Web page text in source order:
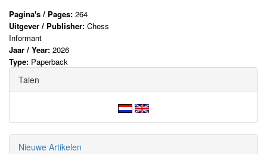
Pagina's / Pages: 264
Uitgever / Publisher: Chess
Informant
Jaar / Year: 2026
Type: Paperback
Talen
Nieuwe Artikelen